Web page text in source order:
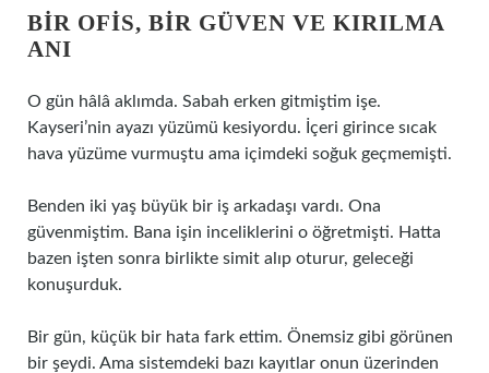
BIR OFIS, BIR GÜVEN VE KIRILMA
ANI
O gün hâlâ aklımda. Sabah erken gitmiştim işe.
Kayseri’nin ayazı yüzümü kesiyordu. İçeri girince sıcak
hava yüzüme vurmuştu ama içimdeki soğuk geçmemişti.
Benden iki yaş büyük bir iş arkadaşı vardı. Ona
güvenmiştim. Bana işin inceliklerini o öğretmişti. Hatta
bazen işten sonra birlikte simit alıp oturur, geleceği
konuşurduk.
Bir gün, küçük bir hata fark ettim. Önemsiz gibi görünen
bir şeydi. Ama sistemdeki bazı kayıtlar onun üzerinden